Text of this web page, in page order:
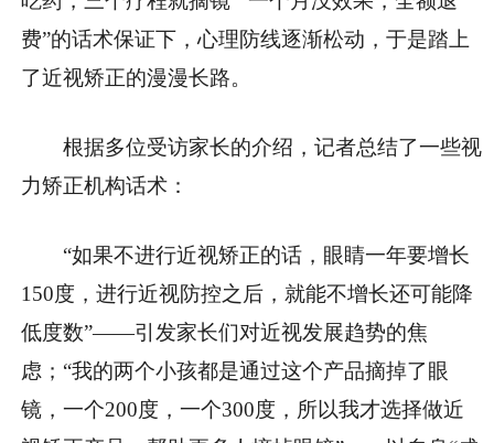
费”的话术保证下，心理防线逐渐松动，于是踏上
了近视矫正的漫漫长路。
根据多位受访家长的介绍，记者总结了一些视
力矫正机构话术：
“如果不进行近视矫正的话，眼睛一年要增长
150度，进行近视防控之后，就能不增长还可能降
低度数”——引发家长们对近视发展趋势的焦
虑；“我的两个小孩都是通过这个产品摘掉了眼
镜，一个200度，一个300度，所以我才选择做近